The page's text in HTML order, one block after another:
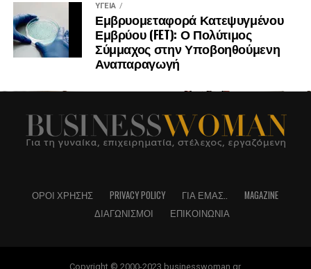
ΥΓΕΊΑ
Εμβρυομεταφορά Κατεψυγμένου
Εμβρύου (FET): Ο Πολύτιμος
Σύμμαχος στην Υποβοηθούμενη
Αναπαραγωγή
ΌΡΟΙ ΧΡΉΣΗΣ PRIVACY POLICY ΓΙΑ ΕΜΆΣ..
MAGAZINE
ΔΙΑΓΩΝΙΣΜΟΊ
ΕΠΙΚΟΙΝΩΝΊΑ
Copyright © 2000-2023 businesswoman.gr